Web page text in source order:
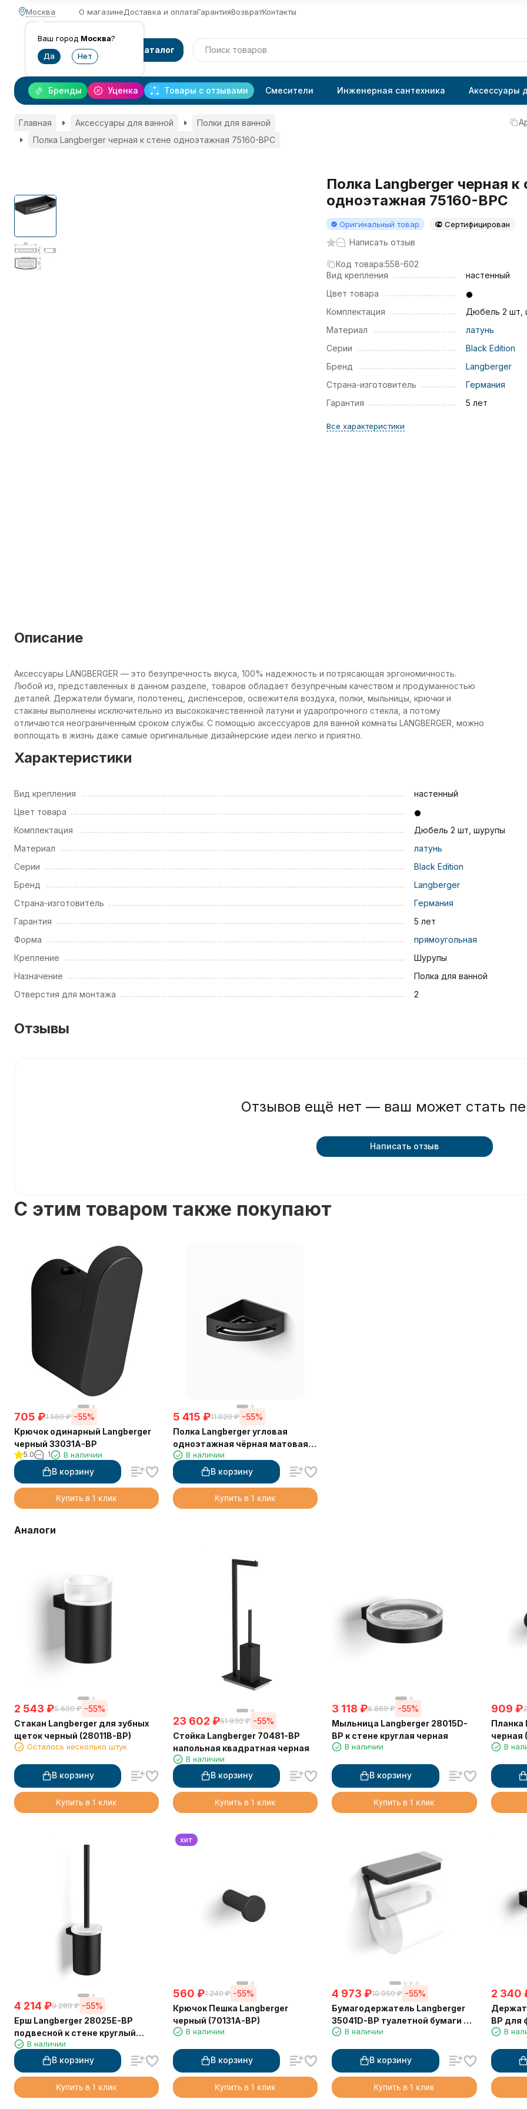
Москва
Ваш город Москва?
О магазинеДоставка и оплатаГарантияВозвратКонтакты
Каталог
Уценка Товары с отзывами
Бренды Смесители Инженерная сантехника Аксессуары
Главная Аксессуары для ванной
Полки для ванной
Полка Langberger черная к стене одноэтажная 75160-BPC
Полка Langberger черная к
одноэтажная 75160-BPC
Оригинальный товар Сертифицирован
Написать отзыв
Код товара:558-602
Вид крепления
настенный
Цвет товара
Комплектация
Дюбель 2 шт,
Материал
латунь
Серии
Black Edition
Бренд
Langberger
Страна-изготовитель
Германия
Гарантия
5 лет
Все характеристики
Описание
Аксессуары LANGBERGER — это безупречность вкуса, 100% надежность и потрясающая эргономичность.
Любой из, представленных в данном разделе, товаров обладает безупречным качеством и продуманностью
деталей. Держатели бумаги, полотенец, диспенсеров, освежителя воздуха, полки, мыльницы, крючки и
стаканы выполнены исключительно из высококачественной латуни и ударопрочного стекла, а потому
отличаются неограниченным сроком службы. С помощью аксессуаров для ванной комнаты LANGBERGER, можно
воплощать в жизнь даже самые оригинальные дизайнерские идеи легко и приятно.
Характеристики
Вид крепления
настенный
Цвет товара
Комплектация
Дюбель 2 шт, шурупы
Материал
латунь
Серии
Black Edition
Бренд
Langberger
Страна-изготовитель
Германия
Гарантия
5 лет
Форма
прямоугольная
Крепление
Шурупы
Назначение
Полка для ванной
Отверстия для монтажа
2
Отзывы
Отзывов ещё нет — ваш может стать
Написать отзыв
C этим товаром также покупают
705 ₽1 560 ₽ -55%
Крючок одинарный Langberger
черный 33031A-BP
5.0 1 В наличии
В корзину
Купить в 1 клик
5 415 ₽11 920 ₽ -55%
Полка Langberger угловая
одноэтажная чёрная матовая
75260-BPC
В наличии
В корзину
Купить в 1 клик
Аналоги
2 543 ₽5 600 ₽ -55%
Стакан Langberger для зубных
щеток черный (28011B-BP)
Осталось несколько штук
В корзину
Купить в 1 клик
23 602 ₽51 930 ₽ -55%
Стойка Langberger 70481-BP
напольная квадратная черная
В наличии
В корзину
Купить в 1 клик
3 118 ₽6 860 ₽ -55%
Мыльница Langberger 28015D-
BP к стене круглая черная
В наличии
В корзину
Купить в 1 клик
909 ₽
Планка
черная
В
4 214 ₽9 280 ₽ -55%
Ерш Langberger 28025E-BP
подвесной к стене круглый
черный
В наличии
В корзину
Купить в 1 клик
хит
560 ₽1 240 ₽ -55%
Крючок Пешка Langberger
черный (70131A-BP)
В наличии
В корзину
Купить в 1 клик
4 973 ₽10 950 ₽ -55%
Бумагодержатель Langberger
35041D-BP туалетной бумаги с
металлической полкой черный
В наличии
В корзину
Купить в 1 клик
2 340
BP для
В